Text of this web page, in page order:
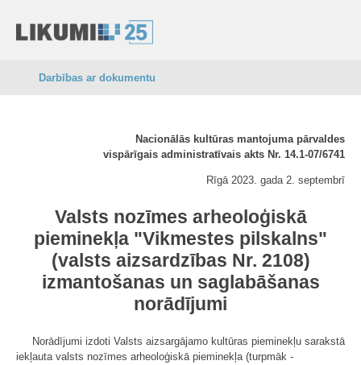
Darbības ar dokumentu
Nacionālās kultūras mantojuma pārvaldes
vispārīgais administratīvais akts Nr. 14.1-07/6741
Rīgā 2023. gada 2. septembrī
Valsts nozīmes arheoloģiskā
pieminekļa "Vikmestes pilskalns"
(valsts aizsardzības Nr. 2108)
izmantošanas un saglabāšanas
norādījumi
Norādījumi izdoti Valsts aizsargājamo kultūras pieminekļu sarakstā
iekļauta valsts nozīmes arheoloģiskā pieminekļa (turpmāk -